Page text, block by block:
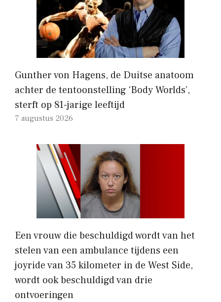
Gunther von Hagens, de Duitse anatoom
achter de tentoonstelling ‘Body Worlds’,
sterft op 81-jarige leeftijd
7 augustus 2026
Een vrouw die beschuldigd wordt van het
stelen van een ambulance tijdens een
joyride van 35 kilometer in de West Side,
wordt ook beschuldigd van drie
ontvoeringen